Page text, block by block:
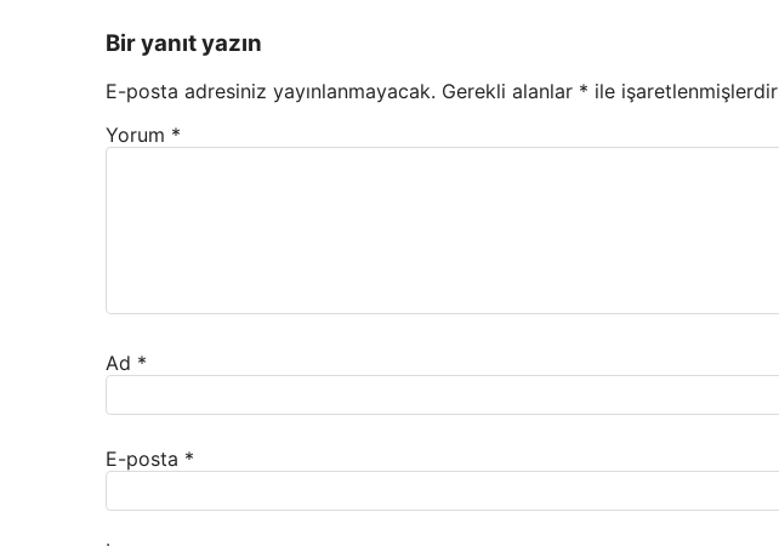
Bir yanıt yazın
E-posta adresiniz yayınlanmayacak. Gerekli alanlar * ile işaretlenmişlerdir
Yorum *
Ad *
E-posta *